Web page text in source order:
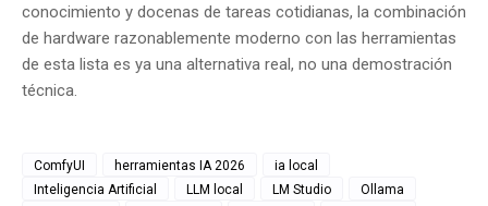
conocimiento y docenas de tareas cotidianas, la combinación
de hardware razonablemente moderno con las herramientas
de esta lista es ya una alternativa real, no una demostración
técnica.
ComfyUI herramientas IA 2026
ia local
Inteligencia Artificial
LLM local LM Studio
Ollama